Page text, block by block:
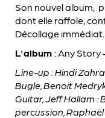
Son nouvel album,
dont elle raffole,
Décollage immédiat.
L'album : Any
Line-up : Hindi
Bugle, Benoit
Guitar, Jeff Hallam :
percussion,